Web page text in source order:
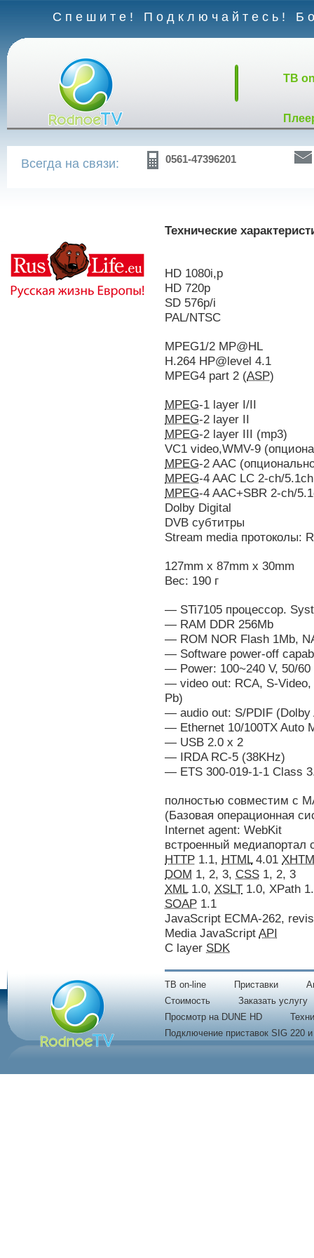
Спешите! Подключайтесь!
TB
Всегда на связи: 0561-47396201
Технические
HD 1080i,p
HD 720p
SD 576p/i
PAL/NTSC
MPEG1/2 MP@HL
H.264 HP@level 4.1
MPEG4 part 2 (ASP)
MPEG-1 layer I/II
MPEG-2 layer II
MPEG-2 layer III (mp3)
VC1 video,WMV-9
MPEG-2 AAC
MPEG-4 AAC LC 2-ch/
MPEG-4 AAC+SBR 2-ch/
Dolby Digital
DVB субтитры
Stream media протоколы:
127mm x 87mm x 30mm
Вес: 190 г
— STi7105 процессор.
— RAM DDR 256Mb
— ROM NOR Flash 1Mb,
— Software power-off
— Power: 100~240 V, 50/60
— video out: RCA, S-Video,
Pb)
— audio out: S/PDIF (Dolby
— Ethernet 10/100TX Auto
— USB 2.0 x 2
— IRDA RC-5 (38KHz)
— ETS 300-019-1-1 Class
полностью совместим с
(Базовая операционная
Internet agent: WebKit
встроенный медиапортал
HTTP 1.1, HTML4.01
DOM 1, 2, 3, CSS 1, 2, 3
XML1.0, XSLT 1.0, XPath
SOAP 1.1
JavaScript ECMA-262,
Media JavaScript API
C layer SDK
TB on-line Приставки
Стоимость
Заказать услугу
Просмотр на DUNE HD
Подключение приставок SIG 220